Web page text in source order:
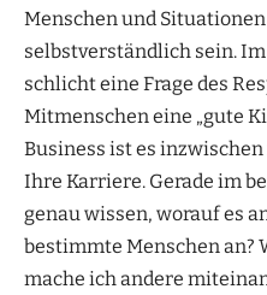
Menschen und
selbstverständlich sein.
schlicht eine Frage des
Mitmenschen eine „gute
Business ist es
Ihre Karriere. Gerade im
genau wissen, worauf es
bestimmte Menschen an?
mache ich andere